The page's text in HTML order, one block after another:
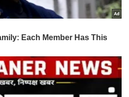
है.
बने परिषद के प्रदेश सचिव, जोधपुर